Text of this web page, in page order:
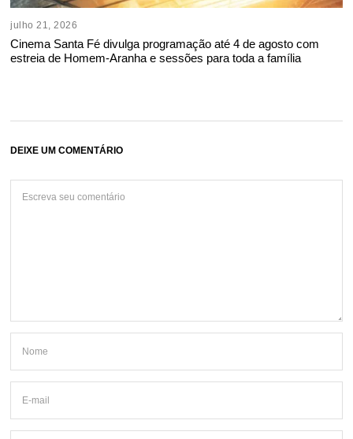
julho 21, 2026
Cinema Santa Fé divulga programação até 4 de agosto com
estreia de Homem-Aranha e sessões para toda a família
DEIXE UM COMENTÁRIO